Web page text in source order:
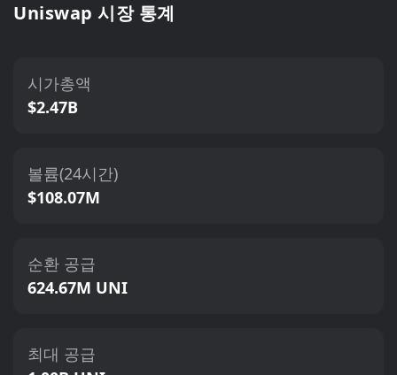
Uniswap 시장 통계
시가총액
$2.47B
볼륨(24시간)
$108.07M
순환 공급
624.67M UNI
최대 공급